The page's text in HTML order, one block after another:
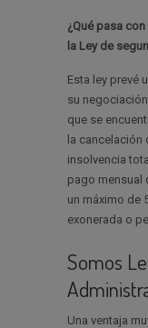
¿Qué pasa
la Ley de
Esta ley prevé
su
que se
la
insolvencia
pago mensual
un máximo de
exonerada o
Somos
Una ventaja